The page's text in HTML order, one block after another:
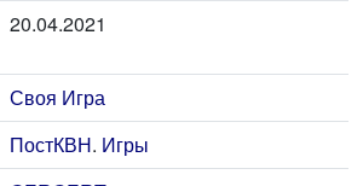
20.04.2021
Своя Игра
ПостКВН. Игры